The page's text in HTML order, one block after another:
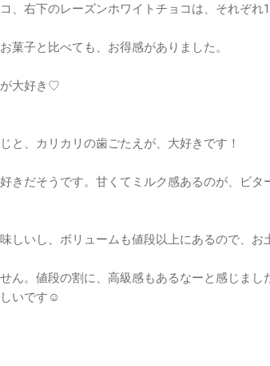
、右下のレーズンホワイトチョコは、それぞれ
菓子と比べても、お得感がありました。
が大好き♡
と、カリカリの歯ごたえが、大好きです！
きだそうです。甘くてミルク感あるのが、ビタ
しいし、ボリュームも値段以上にあるので、お
ん。値段の割に、高級感もあるなーと感じまし
いです☺️